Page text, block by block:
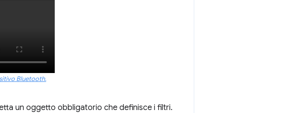
Bluetooth.
un oggetto obbligatorio che definisce i filtri.